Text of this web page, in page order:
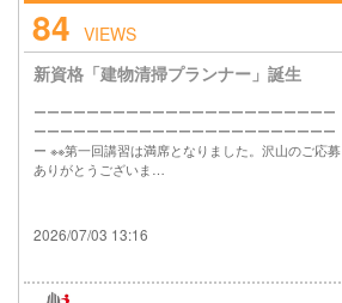
84 VIEWS
新資格「建物清掃プランナー」誕生
ーーーーーーーーーーーーーーーーーーーーーーー
ーーーーーーーーーーーーーーーーーーーーーーー
ー ※※第一回講習は満席となりました。沢山のご応募
ありがとうございま…
2026/07/03 13:16